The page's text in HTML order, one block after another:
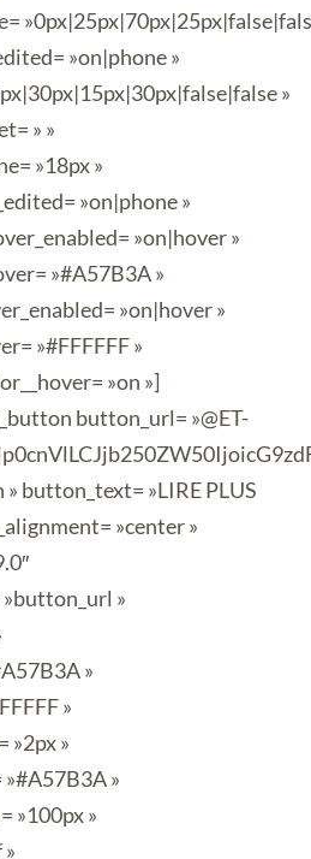
»on|phone »
»
» »
»18px »
»on|phone »
»on|hover »
»#A57B3A »
»on|hover »
»#FFFFFF »
»on »]
button_url= »@ET-
button_text= »LIRE PLUS
»center »
»
»
»
»2px »
»
»100px »